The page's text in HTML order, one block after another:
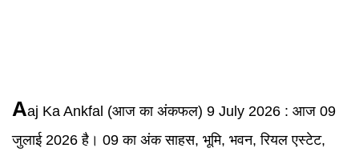
Aaj Ka Ankfal (आज का अंकफल) 9 July 2026 : आज 09
जुलाई 2026 है। 09 का अंक साहस, भूमि, भवन, रियल एस्टेट,